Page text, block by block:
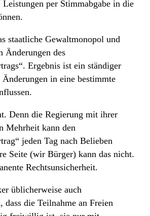
Leistungen per Stimmabgabe in die
staatliche Gewaltmonopol und
Änderungen des
Ergebnis ist ein ständiger
in eine bestimmte
Denn die Regierung mit ihrer
Mehrheit kann den
jeden Tag nach Belieben
Seite (wir Bürger) kann das nicht.
Rechtsunsicherheit.
üblicherweise auch
dass die Teilnahme an Freien